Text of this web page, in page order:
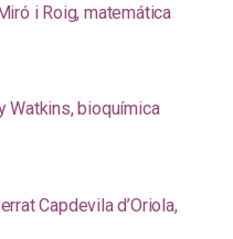
i Roig, matemática
Watkins, bioquímica
Capdevila d’Oriola,